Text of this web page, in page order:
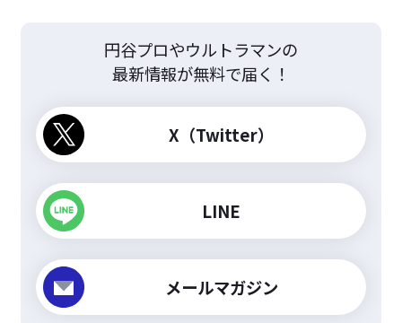
円谷プロやウルトラマンの
最新情報が無料で届く！
X（Twitter）
LINE
メールマガジン